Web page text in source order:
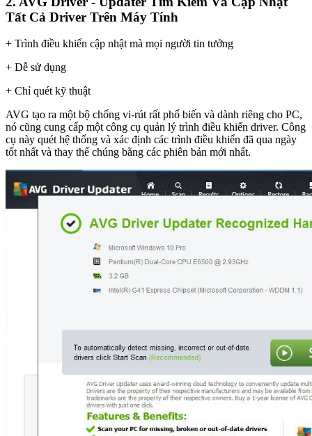
Tất Cả Driver Trên Máy Tính
+ Trình điều khiển cập nhật mà mọi người tin tưởng
+ Dễ sử dụng
+ Chỉ quét kỹ thuật
AVG tạo ra một bộ chống vi-rút rất phổ biến và dành riêng cho PC,
nó cũng cung cấp một công cụ quản lý trình điều khiển driver. Công
cụ này quét hệ thống và xác định các trình điều khiển đã qua ngày
tốt nhất và thay thế chúng bằng các phiên bản mới nhất.